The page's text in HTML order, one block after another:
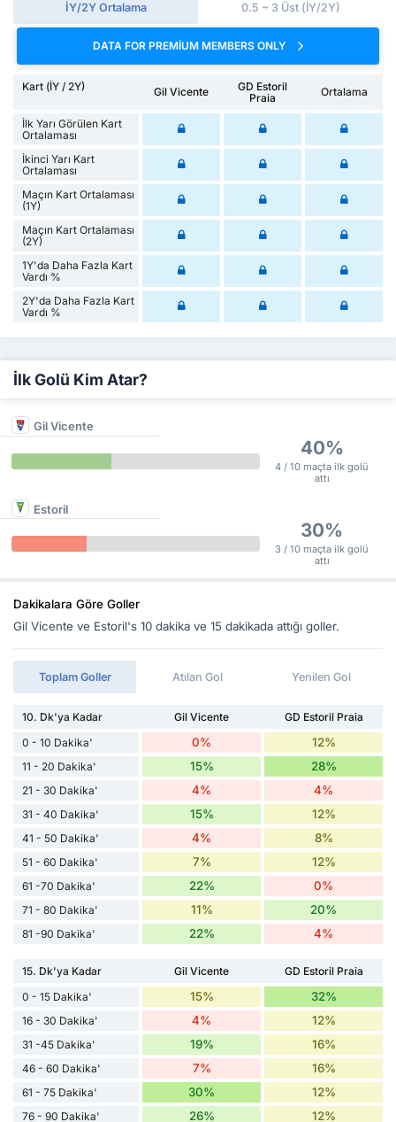
İY/2Y Ortalama 0.5 ~ 3 Üst (İY/2Y)
DATA FOR PREMIUM MEMBERS ONLY
Kart (İY / 2Y) Gil Vicente
GD Estoril
Praia
Ortalama
İlk Yarı Görülen Kart
Ortalaması
İkinci Yarı Kart
Ortalaması
Maçın Kart Ortalaması
(1Y)
Maçın Kart Ortalaması
(2Y)
1Y'da Daha Fazla Kart
Vardı %
2Y'da Daha Fazla Kart
Vardı %
İlk Golü Kim Atar?
Gil Vicente
40%
4 / 10 maçta ilk golü
attı
Estoril
30%
3 / 10 maçta ilk golü
attı
Dakikalara Göre Goller
Gil Vicente ve Estoril's 10 dakika ve 15 dakikada attığı goller.
Toplam Goller Atılan Gol Yenilen Gol
10. Dk'ya Kadar Gil Vicente
GD Estoril Praia
0 - 10 Dakika'
0% 12%
11 - 20 Dakika' 15% 28%
21 - 30 Dakika' 4% 4%
31 - 40 Dakika' 15% 12%
41 - 50 Dakika' 4% 8%
51 - 60 Dakika' 7% 12%
61 -70 Dakika' 22% 0%
71 - 80 Dakika' 11% 20%
81 -90 Dakika' 22% 4%
15. Dk'ya Kadar Gil Vicente
GD Estoril Praia
0 - 15 Dakika'
15% 32%
16 - 30 Dakika' 4% 12%
31 -45 Dakika' 19% 16%
46 - 60 Dakika' 7% 16%
61 - 75 Dakika' 30% 12%
76 - 90 Dakika' 26% 12%